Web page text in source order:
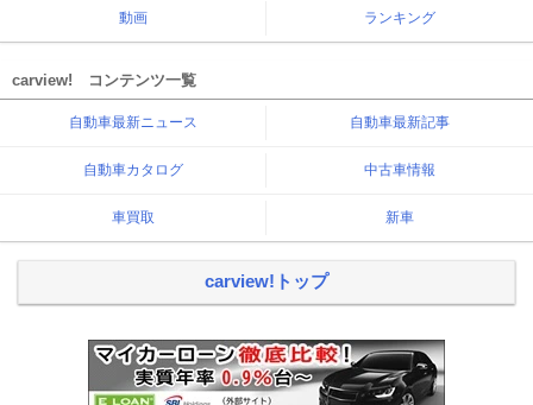
動画 ランキング
carview! コンテンツ一覧
自動車最新ニュース 自動車最新記事
自動車カタログ 中古車情報
車買取 新車
carview!トップ